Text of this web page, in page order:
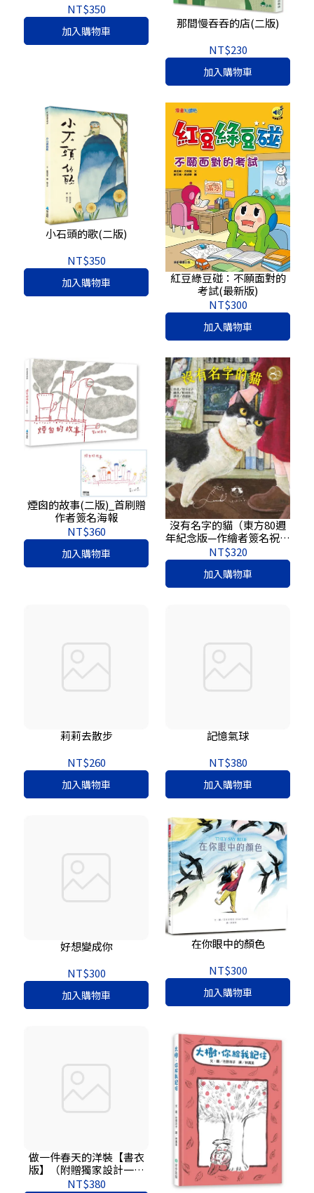
NT$350
加入購物車
那間慢吞吞的店(二版)
NT$230
加入購物車
小石頭的歌(二版)
NT$350
加入購物車
紅豆綠豆碰：不願面對的
考試(最新版)
NT$300
加入購物車
煙囪的故事(二版)_首刷贈
作者簽名海報
NT$360
加入購物車
沒有名字的貓（東方80週
年紀念版—作繪者簽名祝福
書衣）
NT$320
加入購物車
莉莉去散步
NT$260
加入購物車
記憶氣球
NT$380
加入購物車
好想變成你
NT$300
加入購物車
在你眼中的顏色
NT$300
加入購物車
做一件春天的洋裝【書衣
版】（附贈獨家設計一筆
箋2入，共6款圖案隨機出
NT$380